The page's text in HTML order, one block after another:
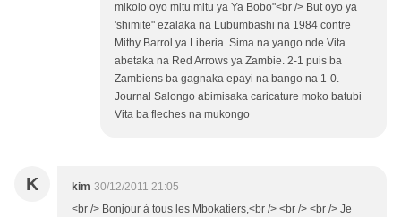
mikolo oyo mitu mitu ya Ya Bobo"<br /> But oyo ya
'shimite" ezalaka na Lubumbashi na 1984 contre
Mithy Barrol ya Liberia. Sima na yango nde Vita
abetaka na Red Arrows ya Zambie. 2-1 puis ba
Zambiens ba gagnaka epayi na bango na 1-0.
Journal Salongo abimisaka caricature moko batubi
Vita ba fleches na mukongo
K kim 30/12/2011 21:05
<br /> Bonjour à tous les Mbokatiers,<br /> <br /> <br /> Je